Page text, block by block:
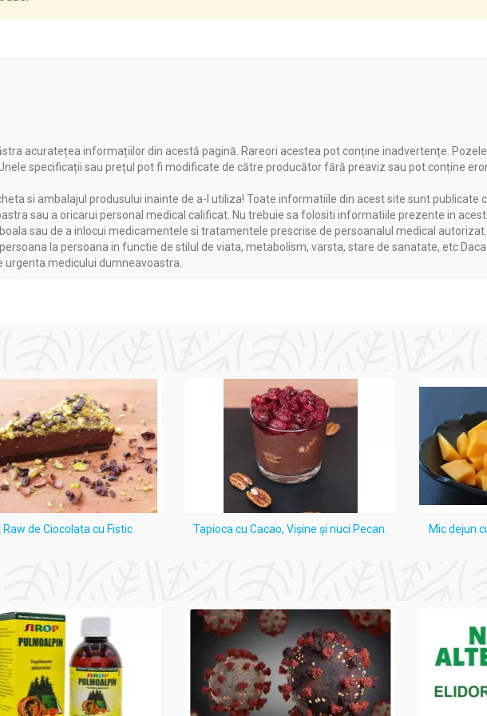
hormonale care pot veni o dată cu pubertatea.
alergice la produsele apicole sau la oricare dintre celelalte ingrediente.
acuratețea informațiilor din acestă pagină. Rareori acestea pot conține inadvertențe.
specificații sau prețul pot fi modificate de către producător fără preaviz sau pot conține
si ambalajul produsului inainte de a-l utiliza! Toate informatiile din acest site sunt publicate
sau a oricarui personal medical calificat. Nu trebuie sa folositi informatiile prezente in
sau de a inlocui medicamentele si tratamentele prescrise de persoanalul medical
la persoana in functie de stilul de viata, metabolism, varsta, stare de sanatate, etc
urgenta medicului dumneavoastra.
Raw de Ciocolata cu Fistic Tapioca cu Cacao, Vişine şi nuci Pecan.
Mic dejun